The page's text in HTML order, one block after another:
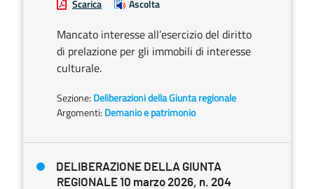
Scarica Ascolta
Mancato interesse all’esercizio del diritto
di prelazione per gli immobili di interesse
culturale.
Sezione: Deliberazioni della Giunta regionale
Argomenti: Demanio e patrimonio
DELIBERAZIONE DELLA GIUNTA
REGIONALE 10 marzo 2026, n. 204